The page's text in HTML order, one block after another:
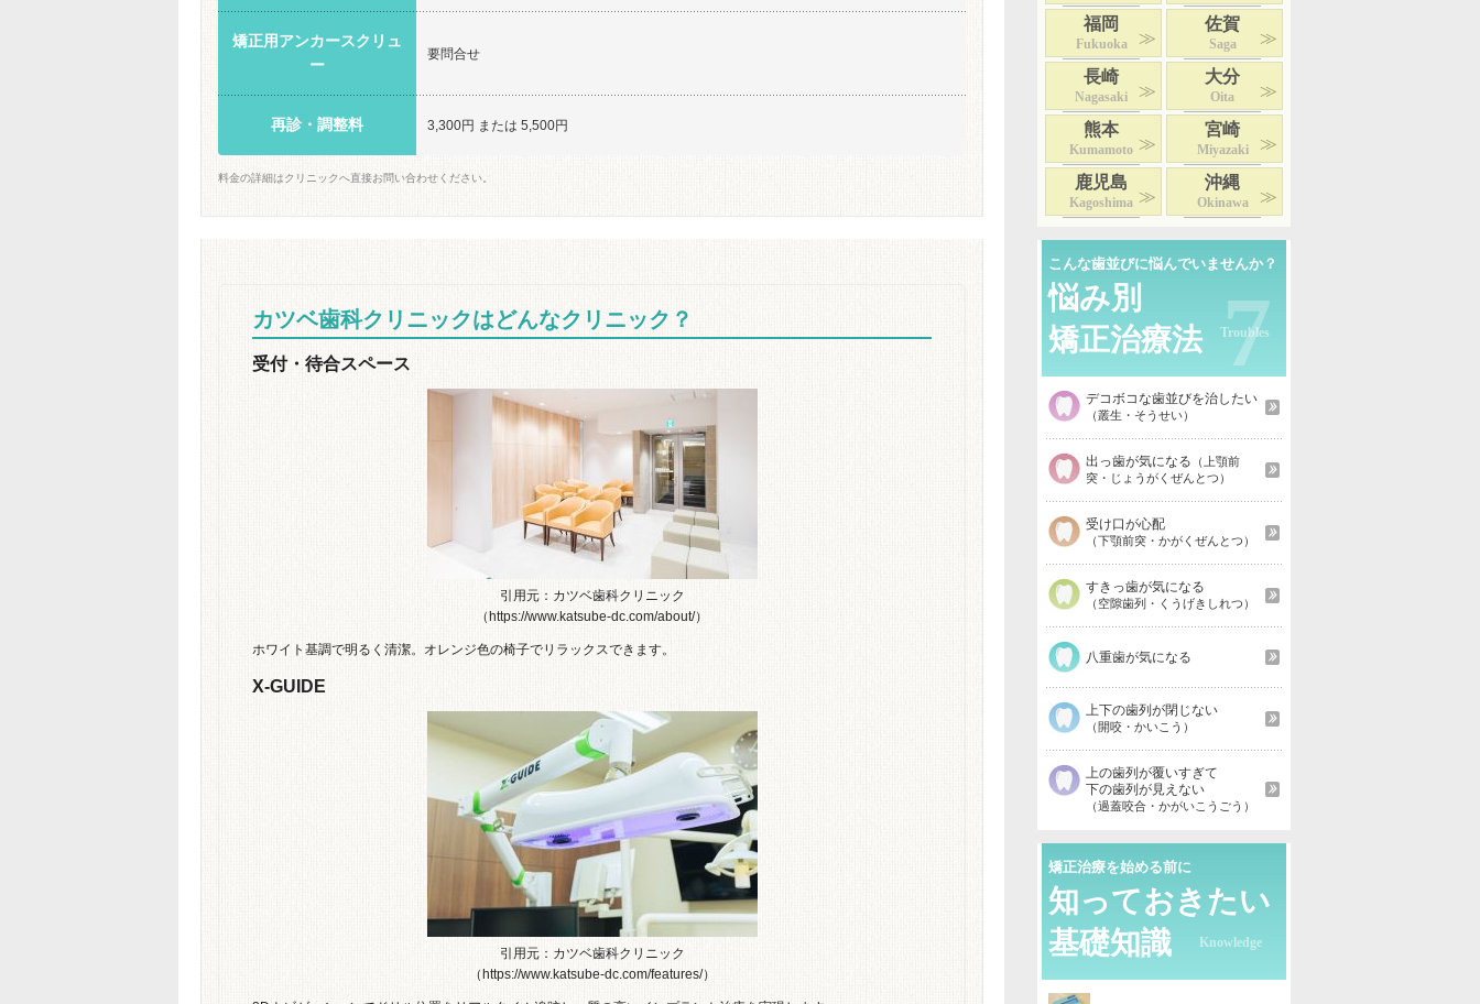
矯正用アンカースクリュ
ー
要問合せ
再診・調整料 3,300円 または 5,500円
料金の詳細はクリニックへ直接お問い合わせください。
カツベ歯科クリニックはどんなクリニック？
受付・待合スペース
引用元：カツベ歯科クリニック
（https://www.katsube-dc.com/about/）
ホワイト基調で明るく清潔。オレンジ色の椅子でリラックスできます。
X-GUIDE
引用元：カツベ歯科クリニック
（https://www.katsube-dc.com/features/）
福岡
Fukuoka
佐賀
Saga
長崎
Nagasaki
大分
Oita
熊本
Kumamoto
宮崎
Miyazaki
鹿児島
Kagoshima
沖縄
Okinawa
こんな歯並びに悩んでいませんか？
悩み別
矯正治療法 7
デコボコな歯並びを治したい
（叢生・そうせい）
出っ歯が気になる （上顎前
突・じょうがくぜんとつ）
受け口が心配
（下顎前突・かがくぜんとつ）
すきっ歯が気になる
（空隙歯列・くうげきしれつ）
八重歯が気になる
上下の歯列が閉じない
（開咬・かいこう）
上の歯列が覆いすぎて
下の歯列が見えない
（過蓋咬合・かがいこうごう）
矯正治療を始める前に
知っておきたい
基礎知識